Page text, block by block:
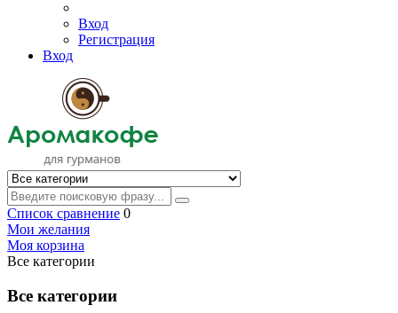
Вход
Регистрация
Вход
Список сравнение 0
Мои желания
Моя корзина
Все категории
Все категории